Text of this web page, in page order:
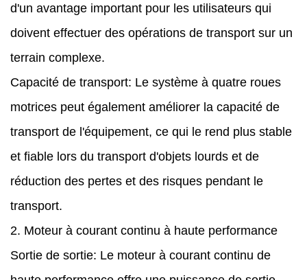
d'un avantage important pour les utilisateurs qui
doivent effectuer des opérations de transport sur un
terrain complexe.
Capacité de transport: Le système à quatre roues
motrices peut également améliorer la capacité de
transport de l'équipement, ce qui le rend plus stable
et fiable lors du transport d'objets lourds et de
réduction des pertes et des risques pendant le
transport.
2. Moteur à courant continu à haute performance
Sortie de sortie: Le moteur à courant continu de